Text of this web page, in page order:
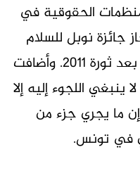
الحقوقية في
جائزة نوبل للسلام
لدوره في الانتقال الديمقراطي بعد ثورة 2011. وأضافت
ينبغي اللجوء إليه إلا
إن ما يجري جزء من
في تونس.